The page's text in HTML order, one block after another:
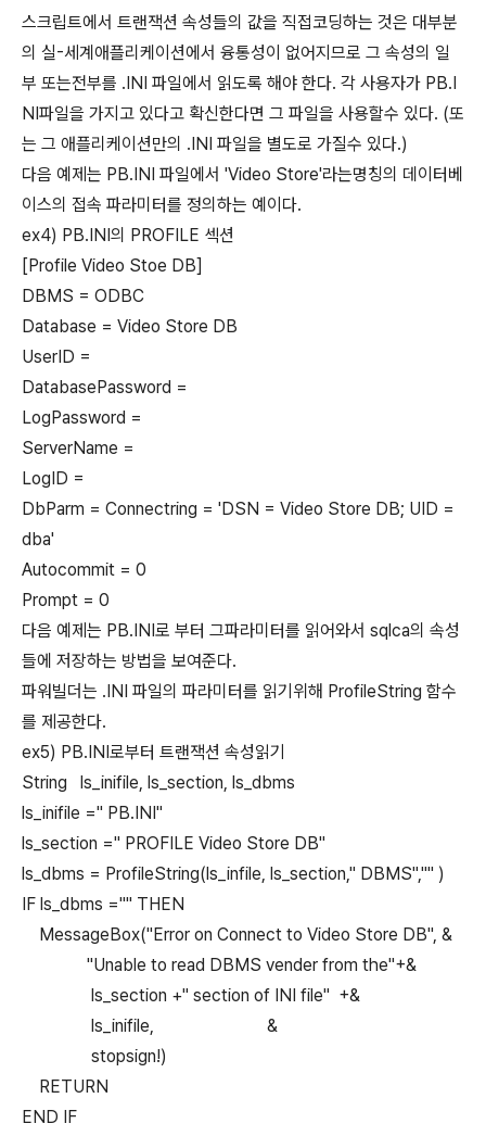
스크립트에서 트랜잭션 속성들의 값을 직접코딩하는 것은 대부분
의 실-세계애플리케이션에서 융통성이 없어지므로 그 속성의 일
부 또는전부를 .INI 파일에서 읽도록 해야 한다. 각 사용자가 PB.I
NI파일을 가지고 있다고 확신한다면 그 파일을 사용할수 있다. (또
는 그 애플리케이션만의 .INI 파일을 별도로 가질수 있다.)
다음 예제는 PB.INI 파일에서 'Video Store'라는명칭의 데이터베
이스의 접속 파라미터를 정의하는 예이다.
ex4) PB.INI의 PROFILE 섹션
[Profile Video Stoe DB]
DBMS = ODBC
Database = Video Store DB
UserID =
DatabasePassword =
LogPassword =
ServerName =
LogID =
DbParm = Connectring = 'DSN = Video Store DB; UID =
dba'
Autocommit = 0
Prompt = 0
다음 예제는 PB.INI로 부터 그파라미터를 읽어와서 sqlca의 속성
들에 저장하는 방법을 보여준다.
파워빌더는 .INI 파일의 파라미터를 읽기위해 ProfileString 함수
를 제공한다.
ex5) PB.INI로부터 트랜잭션 속성읽기
String ls_inifile, ls_section, ls_dbms
ls_inifile =" PB.INI"
ls_section =" PROFILE Video Store DB"
ls_dbms = ProfileString(ls_infile, ls_section," DBMS","" )
IF ls_dbms ="" THEN
MessageBox("Error on Connect to Video Store DB", &
"Unable to read DBMS vender from the"+&
ls_section +" section of INI file" +&
ls_inifile, &
stopsign!)
RETURN
END IF